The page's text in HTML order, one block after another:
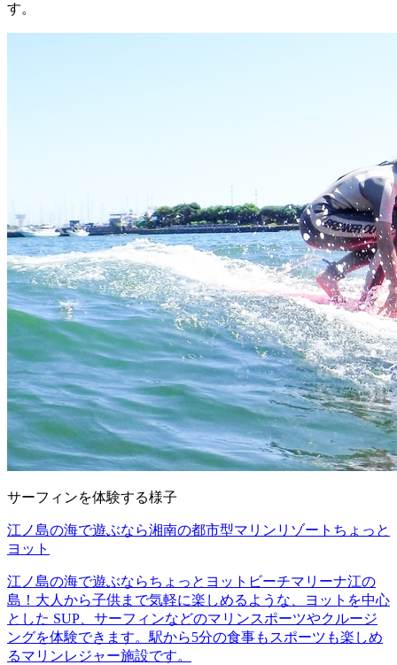
す。
サーフィンを体験する様子
江ノ島の海で遊ぶなら湘南の都市型マリンリゾートちょっと
ヨット
江ノ島の海で遊ぶならちょっとヨットビーチマリーナ江の
島！大人から子供まで気軽に楽しめるような、ヨットを中心
とした SUP、サーフィンなどのマリンスポーツやクルージ
ングを体験できます。駅から5分の食事もスポーツも楽しめ
るマリンレジャー施設です。